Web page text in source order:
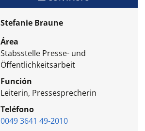
Stefanie Braune
Área
Stabsstelle Presse- und
Öffentlichkeitsarbeit
Función
Leiterin, Pressesprecherin
Teléfono
0049 3641 49-2010